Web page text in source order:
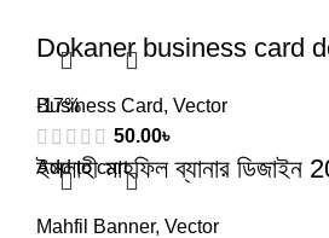
Dokaner business card
Business Card, Vector
50.00৳
Add to cart
-17%
ইসলাহী মাহফিল ব্যানার ডিজাইন
Mahfil Banner, Vector